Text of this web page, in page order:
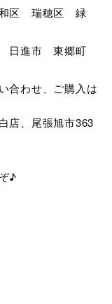
区 瑞穂区 緑
日進市 東郷町
合わせ、ご購入は
店、尾張旭市363
♪